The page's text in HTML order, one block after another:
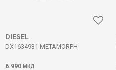
DIESEL
DX1634931 METAMORPH
6.990 МКД